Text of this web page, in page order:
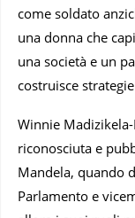
come soldato
una donna che
una società e un
costruisce
Winnie
riconosciuta e
Mandela, quando
Parlamento e